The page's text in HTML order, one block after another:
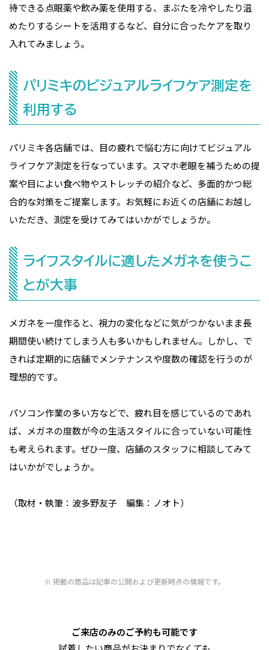
待できる点眼薬や飲み薬を使用する、まぶたを冷やしたり温
めたりするシートを活用するなど、自分に合ったケアを取り
入れてみましょう。
パリミキのビジュアルライフケア測定を
利用する
パリミキ各店舗では、目の疲れで悩む方に向けてビジュアル
ライフケア測定を行なっています。スマホ老眼を補うための提
案や目によい食べ物やストレッチの紹介など、多面的かつ総
合的な対策をご提案します。お気軽にお近くの店舗にお越し
いただき、測定を受けてみてはいかがでしょうか。
ライフスタイルに適したメガネを使うこ
とが大事
メガネを一度作ると、視力の変化などに気がつかないまま長
期間使い続けてしまう人も多いかもしれません。しかし、で
きれば定期的に店舗でメンテナンスや度数の確認を行うのが
理想的です。
パソコン作業の多い方などで、疲れ目を感じているのであれ
ば、メガネの度数が今の生活スタイルに合っていない可能性
も考えられます。ぜひ一度、店舗のスタッフに相談してみて
はいかがでしょうか。
（取材・執筆：波多野友子 編集：ノオト）
掲載の商品は記事の公開および更新時点の情報です。
ご来店のみのご予約も可能です